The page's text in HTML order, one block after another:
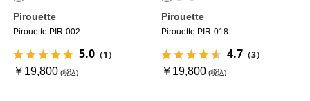
Pirouette
Pirouette PIR-002
5.0 （1）
￥19,800
Pirouette
Pirouette PIR-018
4.7 （3）
￥19,800